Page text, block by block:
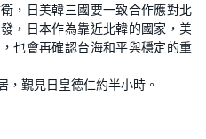
，日美韓三國要一致合作應對北
，日本作為靠近北韓的國家，美
也會再確認台海和平與穩定的重
，覲見日皇德仁約半小時。